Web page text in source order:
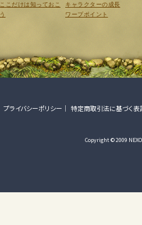
ここだけは知っておこ
う
キャラクターの成長
ワープポイント
プライバシーポリシー 特定商取引法に基づく表
Copyright © 2009